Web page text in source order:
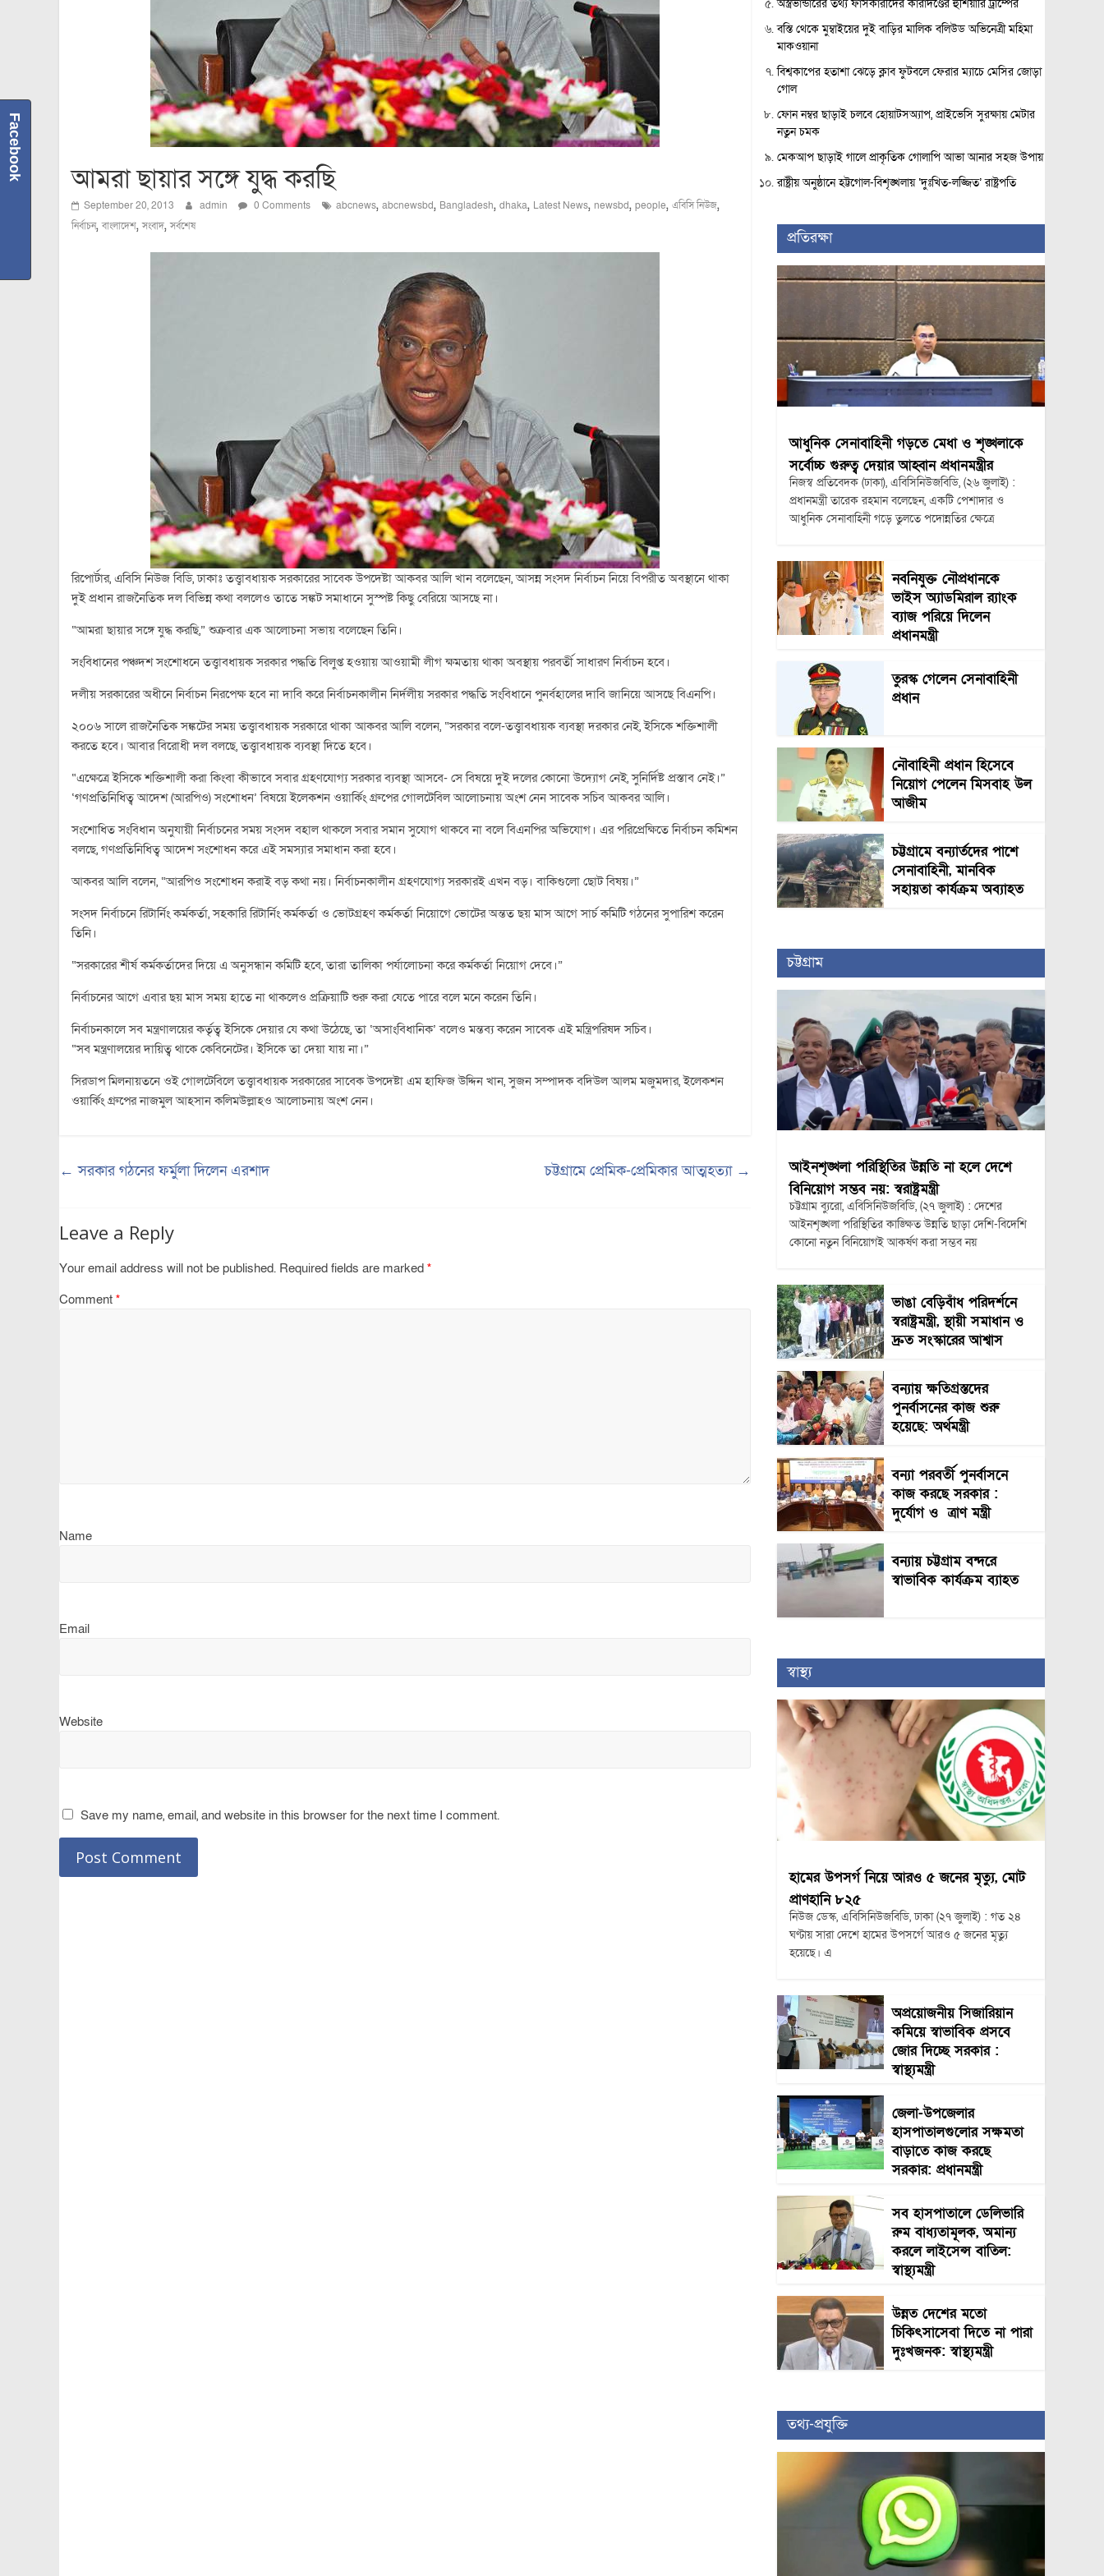
আমরা ছায়ার সঙ্গে যুদ্ধ করছি
September 20, 2013 admin 0 Comments abcnews, abcnewsbd, Bangladesh, dhaka, Latest News, newsbd, people, এবিসি নিউজ,
নির্বাচন,বাংলাদেশ,সংবাদ,সর্বশেষ
রিপোর্টার, এবিসি নিউজ বিডি, ঢাকাঃ তত্ত্বাবধায়ক সরকারের সাবেক উপদেষ্টা আকবর আলি খান বলেছেন, আসন্ন সংসদ নির্বাচন নিয়ে বিপরীত অবস্থানে থাকা
দুই প্রধান রাজনৈতিক দল বিভিন্ন কথা বললেও তাতে সঙ্কট সমাধানে সুস্পষ্ট কিছু বেরিয়ে আসছে না।
“আমরা ছায়ার সঙ্গে যুদ্ধ করছি,” শুক্রবার এক আলোচনা সভায় বলেছেন তিনি।
সংবিধানের পঞ্চদশ সংশোধনে তত্ত্বাবধায়ক সরকার পদ্ধতি বিলুপ্ত হওয়ায় আওয়ামী লীগ ক্ষমতায় থাকা অবস্থায় পরবর্তী সাধারণ নির্বাচন হবে।
দলীয় সরকারের অধীনে নির্বাচন নিরপেক্ষ হবে না দাবি করে নির্বাচনকালীন নির্দলীয় সরকার পদ্ধতি সংবিধানে পুনর্বহালের দাবি জানিয়ে আসছে বিএনপি।
২০০৬ সালে রাজনৈতিক সঙ্কটের সময় তত্ত্বাবধায়ক সরকারে থাকা আকবর আলি বলেন, “সরকার বলে-তত্ত্বাবধায়ক ব্যবস্থা দরকার নেই, ইসিকে শক্তিশালী
করতে হবে। আবার বিরোধী দল বলছে, তত্ত্বাবধায়ক ব্যবস্থা দিতে হবে।
“এক্ষেত্রে ইসিকে শক্তিশালী করা কিংবা কীভাবে সবার গ্রহণযোগ্য সরকার ব্যবস্থা আসবে- সে বিষয়ে দুই দলের কোনো উদ্যোগ নেই, সুনির্দিষ্ট প্রস্তাব নেই।”
‘গণপ্রতিনিধিত্ব আদেশ (আরপিও) সংশোধন’ বিষয়ে ইলেকশন ওয়ার্কিং গ্রুপের গোলটেবিল আলোচনায় অংশ নেন সাবেক সচিব আকবর আলি।
সংশোধিত সংবিধান অনুযায়ী নির্বাচনের সময় সংসদ বহাল থাকলে সবার সমান সুযোগ থাকবে না বলে বিএনপির অভিযোগ। এর পরিপ্রেক্ষিতে নির্বাচন কমিশন
বলছে, গণপ্রতিনিধিত্ব আদেশ সংশোধন করে এই সমস্যার সমাধান করা হবে।
আকবর আলি বলেন, “আরপিও সংশোধন করাই বড় কথা নয়। নির্বাচনকালীন গ্রহণযোগ্য সরকারই এখন বড়। বাকিগুলো ছোট বিষয়।”
সংসদ নির্বাচনে রিটার্নিং কর্মকর্তা, সহকারি রিটার্নিং কর্মকর্তা ও ভোটগ্রহণ কর্মকর্তা নিয়োগে ভোটের অন্তত ছয় মাস আগে সার্চ কমিটি গঠনের সুপারিশ করেন
তিনি।
“সরকারের শীর্ষ কর্মকর্তাদের দিয়ে এ অনুসন্ধান কমিটি হবে, তারা তালিকা পর্যালোচনা করে কর্মকর্তা নিয়োগ দেবে।”
নির্বাচনের আগে এবার ছয় মাস সময় হাতে না থাকলেও প্রক্রিয়াটি শুরু করা যেতে পারে বলে মনে করেন তিনি।
নির্বাচনকালে সব মন্ত্রণালয়ের কর্তৃত্ব ইসিকে দেয়ার যে কথা উঠেছে, তা ‘অসাংবিধানিক’ বলেও মন্তব্য করেন সাবেক এই মন্ত্রিপরিষদ সচিব।
“সব মন্ত্রণালয়ের দায়িত্ব থাকে কেবিনেটের। ইসিকে তা দেয়া যায় না।”
সিরডাপ মিলনায়তনে ওই গোলটেবিলে তত্ত্বাবধায়ক সরকারের সাবেক উপদেষ্টা এম হাফিজ উদ্দিন খান, সুজন সম্পাদক বদিউল আলম মজুমদার, ইলেকশন
ওয়ার্কিং গ্রুপের নাজমুল আহসান কলিমউল্লাহও আলোচনায় অংশ নেন।
← সরকার গঠনের ফর্মুলা দিলেন এরশাদ চট্টগ্রামে প্রেমিক-প্রেমিকার আত্মহত্যা →
Leave a Reply
Your email address will not be published. Required fields are marked *
Comment *
Name
Email
Website
Save my name, email, and website in this browser for the next time I comment.
অস্ত্রভান্ডারের তথ্য ফাঁসকারীদের কারাদণ্ডের হুঁশিয়ারি ট্রাম্পের
বস্তি থেকে মুম্বাইয়ের দুই বাড়ির মালিক বলিউড অভিনেত্রী মহিমা
মাকওয়ানা
বিশ্বকাপের হতাশা ঝেড়ে ক্লাব ফুটবলে ফেরার ম্যাচে মেসির জোড়া
গোল
ফোন নম্বর ছাড়াই চলবে হোয়াটসঅ্যাপ, প্রাইভেসি সুরক্ষায় মেটার
নতুন চমক
মেকআপ ছাড়াই গালে প্রাকৃতিক গোলাপি আভা আনার সহজ উপায়
রাষ্ট্রীয় অনুষ্ঠানে হট্টগোল-বিশৃঙ্খলায় ‘দুঃখিত-লজ্জিত’ রাষ্ট্রপতি
প্রতিরক্ষা
আধুনিক সেনাবাহিনী গড়তে মেধা ও শৃঙ্খলাকে
সর্বোচ্চ গুরুত্ব দেয়ার আহ্বান প্রধানমন্ত্রীর
নিজস্ব প্রতিবেদক (ঢাকা), এবিসিনিউজবিডি, (২৬ জুলাই) :
প্রধানমন্ত্রী তারেক রহমান বলেছেন, একটি পেশাদার ও
আধুনিক সেনাবাহিনী গড়ে তুলতে পদোন্নতির ক্ষেত্রে
নবনিযুক্ত নৌপ্রধানকে
ভাইস অ্যাডমিরাল র‍্যাংক
ব্যাজ পরিয়ে দিলেন
প্রধানমন্ত্রী
তুরস্ক গেলেন সেনাবাহিনী
প্রধান
নৌবাহিনী প্রধান হিসেবে
নিয়োগ পেলেন মিসবাহ উল
আজীম
চট্টগ্রামে বন্যার্তদের পাশে
সেনাবাহিনী, মানবিক
সহায়তা কার্যক্রম অব্যাহত
চট্টগ্রাম
আইনশৃঙ্খলা পরিস্থিতির উন্নতি না হলে দেশে
বিনিয়োগ সম্ভব নয়: স্বরাষ্ট্রমন্ত্রী
চট্টগ্রাম ব্যুরো, এবিসিনিউজবিডি, (২৭ জুলাই) : দেশের
আইনশৃঙ্খলা পরিস্থিতির কাঙ্ক্ষিত উন্নতি ছাড়া দেশি-বিদেশি
কোনো নতুন বিনিয়োগই আকর্ষণ করা সম্ভব নয়
ভাঙা বেড়িবাঁধ পরিদর্শনে
স্বরাষ্ট্রমন্ত্রী, স্থায়ী সমাধান ও
দ্রুত সংস্কারের আশ্বাস
বন্যায় ক্ষতিগ্রস্তদের
পুনর্বাসনের কাজ শুরু
হয়েছে: অর্থমন্ত্রী
বন্যা পরবর্তী পুনর্বাসনে
কাজ করছে সরকার :
দুর্যোগ ও ত্রাণ মন্ত্রী
বন্যায় চট্টগ্রাম বন্দরে
স্বাভাবিক কার্যক্রম ব্যাহত
স্বাস্থ্য
হামের উপসর্গ নিয়ে আরও ৫ জনের মৃত্যু, মোট
প্রাণহানি ৮২৫
নিউজ ডেস্ক, এবিসিনিউজবিডি, ঢাকা (২৭ জুলাই) : গত ২৪
ঘণ্টায় সারা দেশে হামের উপসর্গে আরও ৫ জনের মৃত্যু
হয়েছে। এ
অপ্রয়োজনীয় সিজারিয়ান
কমিয়ে স্বাভাবিক প্রসবে
জোর দিচ্ছে সরকার :
স্বাস্থ্যমন্ত্রী
জেলা-উপজেলার
হাসপাতালগুলোর সক্ষমতা
বাড়াতে কাজ করছে
সরকার: প্রধানমন্ত্রী
সব হাসপাতালে ডেলিভারি
রুম বাধ্যতামূলক, অমান্য
করলে লাইসেন্স বাতিল:
স্বাস্থ্যমন্ত্রী
উন্নত দেশের মতো
চিকিৎসাসেবা দিতে না পারা
দুঃখজনক: স্বাস্থ্যমন্ত্রী
তথ্য-প্রযুক্তি
Facebook